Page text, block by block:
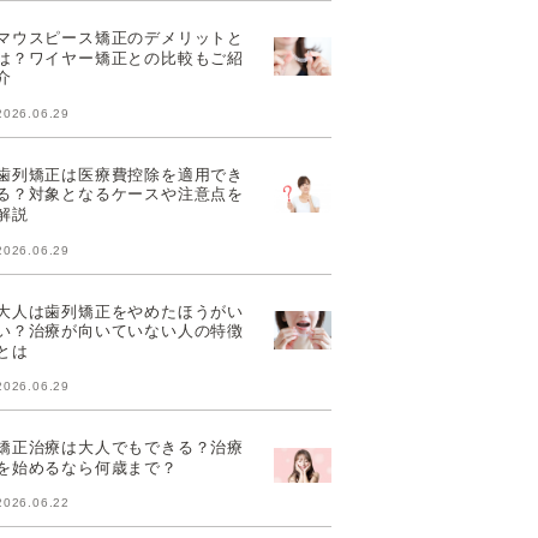
ウスピース矯正のデメリットと
？ワイヤー矯正との比較もご紹
列矯正は医療費控除を適用でき
？対象となるケースや注意点を
説
人は歯列矯正をやめたほうがい
？治療が向いていない人の特徴
は
正治療は大人でもできる？治療
始めるなら何歳まで？